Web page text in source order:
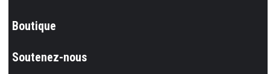
Boutique
Soutenez-nous